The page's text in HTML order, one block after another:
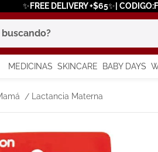
✨FREE DELIVERY +$65✨|
MEDICINAS SKINCARE BABY DAYS
Lactancia Materna
más buscados